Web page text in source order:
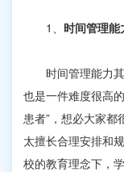
1、 时间管理能
时间管理能力
也是一件难度很高
患者”，想必大家都
太擅长合理安排和
校的教育理念下，